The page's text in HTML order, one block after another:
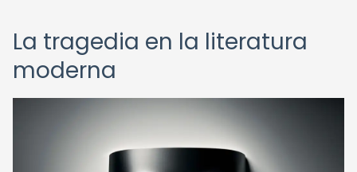
La tragedia en la literatura
moderna